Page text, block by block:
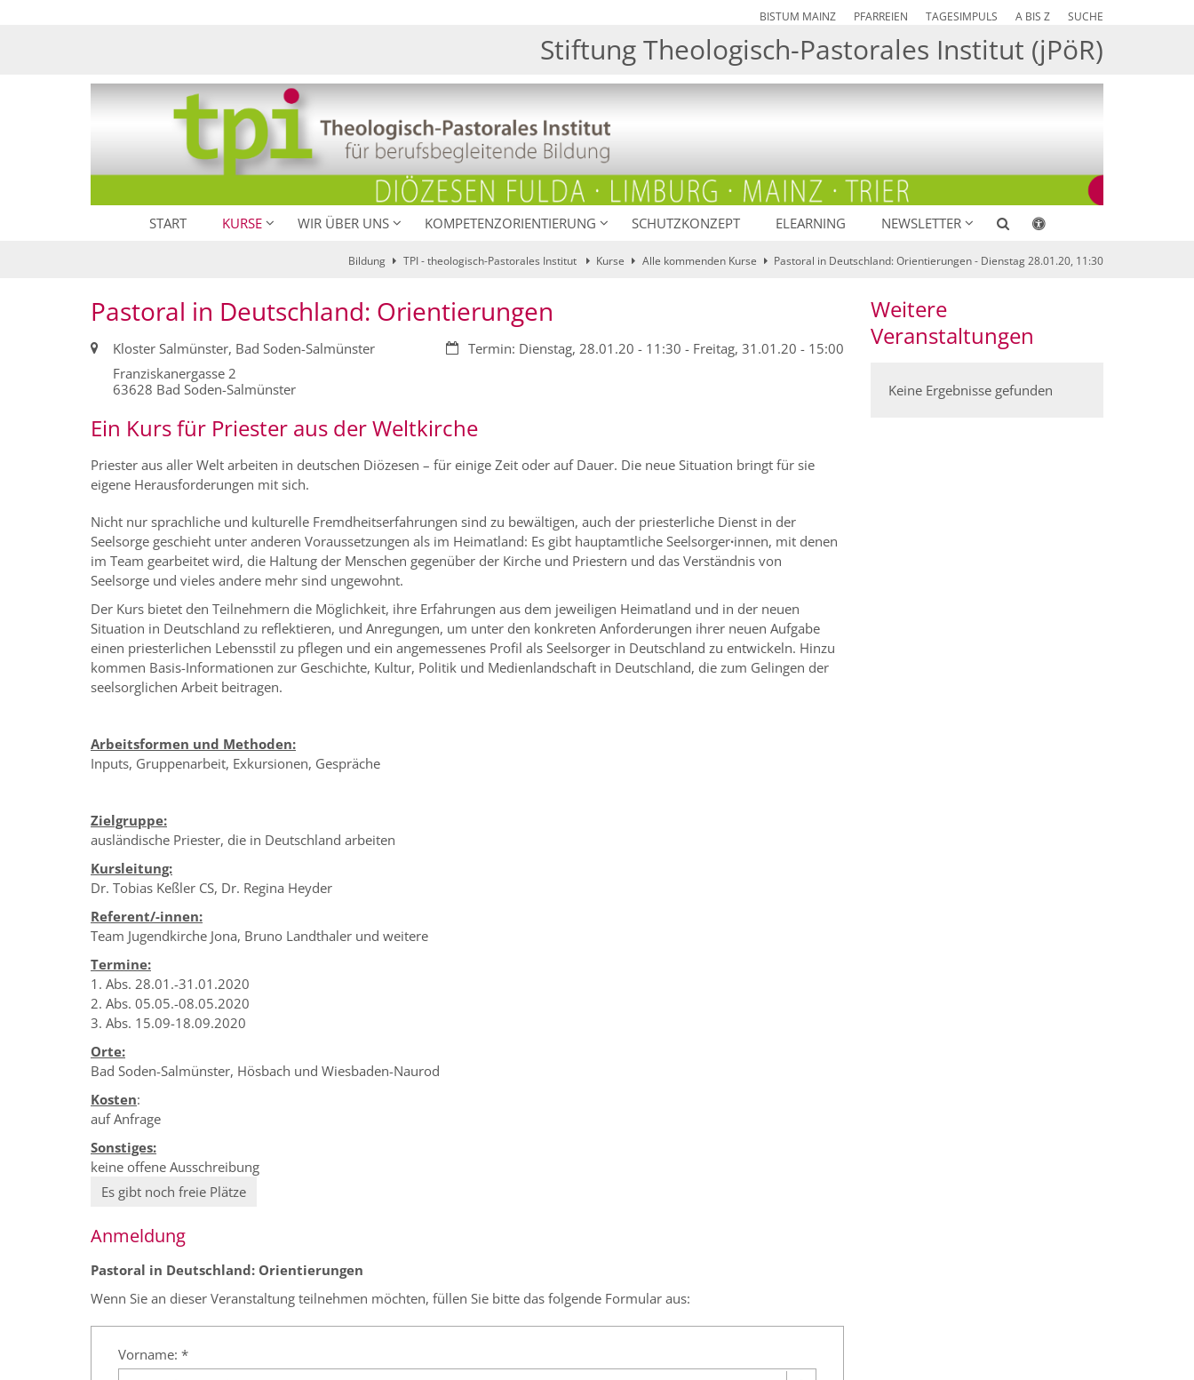
BISTUM MAINZ PFARREIEN TAGESIMPULS A BIS Z SUCHE
Stiftung Theologisch-Pastorales Institut (jPöR)
START KURSE WIR ÜBER UNS KOMPETENZORIENTIERUNG SCHUTZKONZEPT ELEARNING NEWSLETTER
Bildung TPI - theologisch-Pastorales Institut Kurse Alle kommenden Kurse Pastoral in Deutschland: Orientierungen - Dienstag 28.01.20, 11:30
Pastoral in Deutschland: Orientierungen
Datum:Termin: Dienstag, 28.01.20 - 11:30 - Freitag, 31.01.20 - 15:00
Ort: Kloster Salmünster, Bad Soden-Salmünster
Franziskanergasse 2
63628 Bad Soden-Salmünster
Ein Kurs für Priester aus der Weltkirche
Priester aus aller Welt arbeiten in deutschen Diözesen – für einige Zeit oder auf Dauer. Die neue Situation bringt für sie
eigene Herausforderungen mit sich.
Nicht nur sprachliche und kulturelle Fremdheitserfahrungen sind zu bewältigen, auch der priesterliche Dienst in der
Seelsorge geschieht unter anderen Voraussetzungen als im Heimatland: Es gibt hauptamtliche Seelsorger·innen, mit denen
im Team gearbeitet wird, die Haltung der Menschen gegenüber der Kirche und Priestern und das Verständnis von
Seelsorge und vieles andere mehr sind ungewohnt.
Der Kurs bietet den Teilnehmern die Möglichkeit, ihre Erfahrungen aus dem jeweiligen Heimatland und in der neuen
Situation in Deutschland zu reflektieren, und Anregungen, um unter den konkreten Anforderungen ihrer neuen Aufgabe
einen priesterlichen Lebensstil zu pflegen und ein angemessenes Profil als Seelsorger in Deutschland zu entwickeln. Hinzu
kommen Basis-Informationen zur Geschichte, Kultur, Politik und Medienlandschaft in Deutschland, die zum Gelingen der
seelsorglichen Arbeit beitragen.
Arbeitsformen und Methoden:
Inputs, Gruppenarbeit, Exkursionen, Gespräche
Zielgruppe:
ausländische Priester, die in Deutschland arbeiten
Kursleitung:
Dr. Tobias Keßler CS, Dr. Regina Heyder
Referent/-innen:
Team Jugendkirche Jona, Bruno Landthaler und weitere
Termine:
1. Abs. 28.01.-31.01.2020
2. Abs. 05.05.-08.05.2020
3. Abs. 15.09-18.09.2020
Orte:
Bad Soden-Salmünster, Hösbach und Wiesbaden-Naurod
Kosten:
auf Anfrage
Sonstiges:
keine offene Ausschreibung
Es gibt noch freie Plätze
Anmeldung
Pastoral in Deutschland: Orientierungen
Wenn Sie an dieser Veranstaltung teilnehmen möchten, füllen Sie bitte das folgende Formular aus:
Vorname: *
Weitere
Veranstaltungen
Keine Ergebnisse gefunden